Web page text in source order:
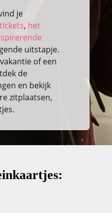
je
, het
uitstapje.
of een
de
en bekijk
zitplaatsen,